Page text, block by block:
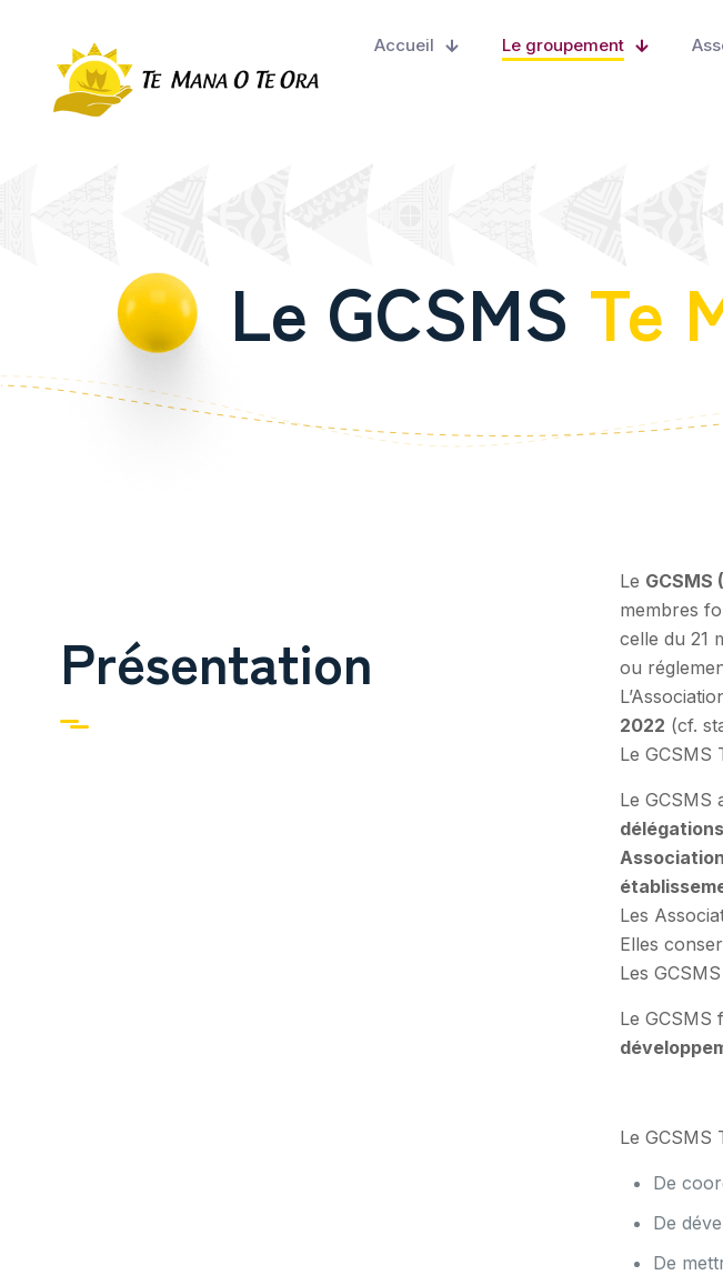
Accueil Le groupement
Le GCSMS Te
Présentation
Le
membres
celle du 21
ou
2022 (cf.
Le GCSMS
Le GCSMS
Les
Elles
Les
Le GCSMS
Le GCSMS
De
De
De